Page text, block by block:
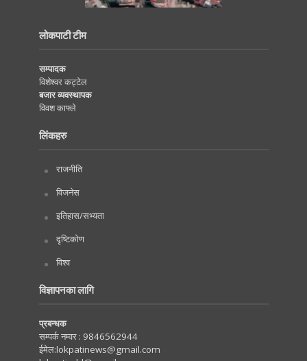
लोकपाटी टीम
सम्पादक
विशेश्वर कट्टेल
बजार व्यवस्थापक
विवश काफ्ले
लिंकहरु
राजनीति
विजनेस
इतिहास/सभ्यता
दृष्टिकोण
विश्व
विज्ञापनका लागि
प्रबन्धक
सम्पर्क नम्वर : 9846562944
ईमेल:lokpatinews@gmail.com